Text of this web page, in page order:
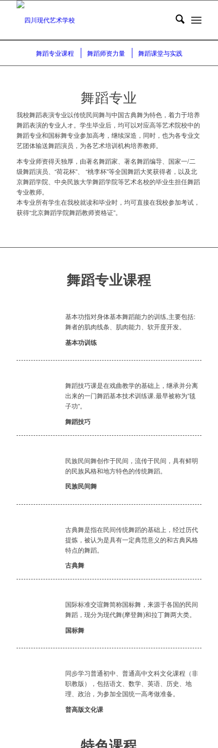
舞蹈专业课程 舞蹈师资力量 舞蹈课堂与实践
舞蹈专业
Dance
舞蹈专业
我校舞蹈表演专业以传统民间舞与中国古典舞为特色，着力于培养
舞蹈表演的专业人オ。学生毕业后，均可以对应高等艺术院校中的
舞蹈专业和国标舞专业参加高考，继续深造，同时，也为各专业文
艺团体输送舞蹈演员，为各艺术培训机构培养教师。
本专业师资得天独厚，由著名舞蹈家、著名舞蹈编导、国家一/二
级舞蹈演员、“荷花杯”、 “桃李杯”等全国舞蹈大奖获得者，以及北
京舞蹈学院、中央民族大学舞蹈学院等艺术名校的毕业生担任舞蹈
专业教师。
本专业所有学生在我校就读和毕业时，均可直接在我校参加考试，
获得“北京舞蹈学院舞蹈教师资格证”。
舞蹈专业课程
基本功指对身体基本舞蹈能力的训练,主要包括:
舞者的肌肉线条、肌肉能力、软开度开发。
基本功训练
舞蹈技巧课是在戏曲教学的基础上，继承并分离
出来的一门舞蹈基本技术训练课.最早被称为”毯
子功”。
舞蹈技巧
民族民间舞创作于民间，流传于民间，具有鲜明
的民族风格和地方特色的传统舞蹈。
民族民间舞
古典舞是指在民间传统舞蹈的基础上，经过历代
提炼，被认为是具有一定典范意义的和古典风格
特点的舞蹈。
古典舞
国际标准交谊舞简称国标舞，来源于各国的民间
舞蹈，现分为现代舞(摩登舞)和拉丁舞两大类。
国标舞
同步学习普通初中、普通高中文科文化课程（非
职教版），包括语文、数学、英语、历史、地
理、政治，为参加全国统一高考做准备。
普高版文化课